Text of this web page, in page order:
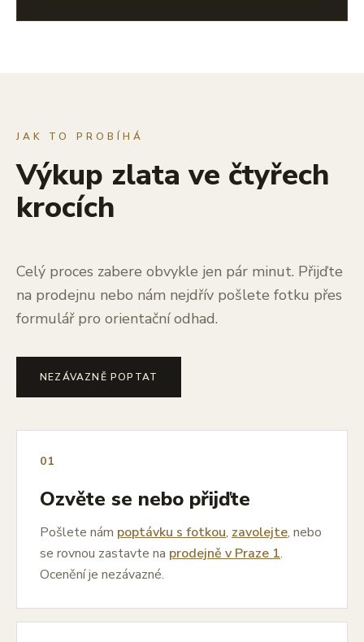
JAK TO PROBÍHÁ
Výkup zlata ve čtyřech
krocích
Celý proces zabere obvykle jen pár minut. Přijďte
na prodejnu nebo nám nejdřív pošlete fotku přes
formulář pro orientační odhad.
NEZÁVAZNĚ POPTAT
01
Ozvěte se nebo přijďte
Pošlete nám poptávku s fotkou, zavolejte, nebo
se rovnou zastavte na prodejně v Praze 1.
Ocenění je nezávazné.